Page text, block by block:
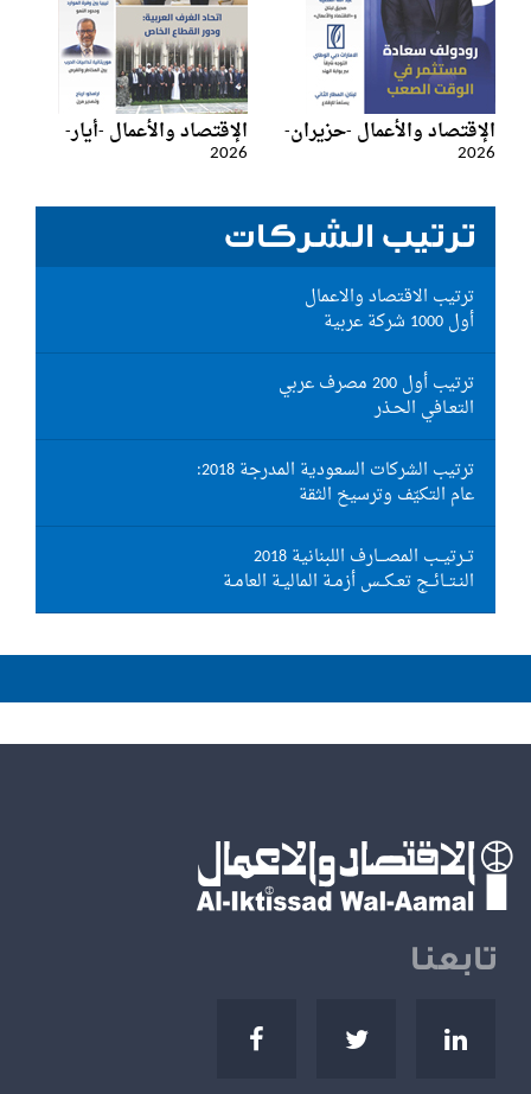
الإقتصاد والأعمال -حزيران-
2026
الإقتصاد والأعمال -أيار-
2026
ترتيب الشركات
ترتيب الاقتصاد والاعمال
أول 1000 شركة عربية
ترتيب أول 200 مصرف عربي
التعـافي الحـذر
ترتيب الشركات السعودية المدرجة 2018:
عام التكيّف وترسيخ الثقة
تــرتيــب المصـــارف اللبنانية 2018
النـتــائــج تعـكــس أزمـة الماليـة العامـة
تابعنا